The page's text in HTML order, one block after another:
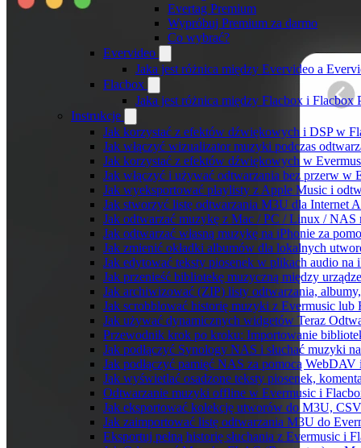
Evertag Premium
Wypróbuj Premium za darmo
Co wybrać?
Evervideo
Jaka jest różnica między Evervideo a
Flacbox
Jaka jest różnica między Flacbox i Flacbox
Instrukcje
Jak korzystać z efektów dźwiękowych i DSP w
Jak włączyć wizualizator muzyki podczas
Jak korzystać z efektów dźwiękowych w
Jak włączyć i używać odtwarzania bez przerw w
Jak wyeksportować playlisty z Apple Music i
Jak stworzyć listę odtwarzania M3U dla Internet
Jak odtwarzać muzykę z Mac / PC / Linux /
Jak odtwarzać własną muzykę na iPhonie za
Jak zmienić okładki albumów dla lokalnych
Jak edytować teksty piosenek w plikach audio
Jak przenieść bibliotekę muzyczną między
Jak archiwizować (ZIP) listy odtwarzania,
Jak scrobblować historię muzyki z Evermusic lub
Jak używać dynamicznych widgetów Teraz
Przewodnik krok po kroku: Importowanie
Jak podłączyć Synology NAS i słuchać muzyki
Jak podłączyć pamięć NAS za pomocą
Jak wyświetlać osadzone teksty piosenek,
Odtwarzanie muzyki offline w Evermusic i
Jak eksportować kolekcję utworów do M3U,
Jak zaimportować listę odtwarzania M3U do
Eksportuj pełną historię słuchania z Evermusic i